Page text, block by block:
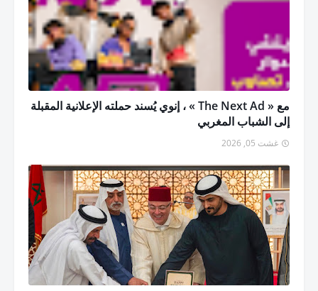
مع « The Next Ad » ، إنوي يُسند حملته الإعلانية المقبلة
إلى الشباب المغربي
غشت 05, 2026